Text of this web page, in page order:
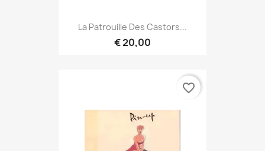
La Patrouille Des Castors...
€ 20,00
favorite_border